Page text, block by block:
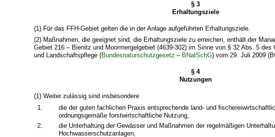
§ 3
Erhaltungsziele
(1) Für das FFH-Gebiet gelten die in der Anlage aufgeführten Erhaltungsziele.
(2) Maßnahmen, die geeignet sind, die Erhaltungsziele zu erreichen, enthält der
Gebiet 216 – Bienitz und Moormergelgebiet (4639-302) im Sinne von § 32 Abs. 5 des
und Landschaftspflege (Bundesnaturschutzgesetz – BNatSchG) vom 29. Juli 2009
§ 4
Nutzungen
(1) Weiter zulässig sind insbesondere
1.
die der guten fachlichen Praxis entsprechende land- und
ordnungsgemäße forstwirtschaftliche Nutzung,
2.
die Unterhaltung der Gewässer und Maßnahmen der regelmäßigen
Hochwasserschutzanlagen,